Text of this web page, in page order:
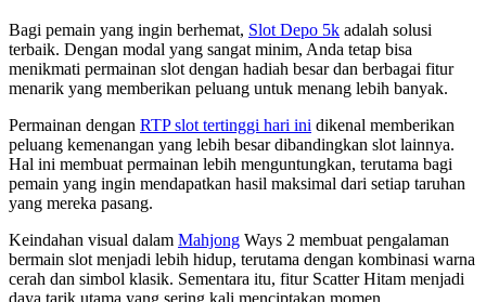
Bagi pemain yang ingin berhemat, Slot Depo 5k adalah solusi
terbaik. Dengan modal yang sangat minim, Anda tetap bisa
menikmati permainan slot dengan hadiah besar dan berbagai fitur
menarik yang memberikan peluang untuk menang lebih banyak.
Permainan dengan RTP slot tertinggi hari ini dikenal memberikan
peluang kemenangan yang lebih besar dibandingkan slot lainnya.
Hal ini membuat permainan lebih menguntungkan, terutama bagi
pemain yang ingin mendapatkan hasil maksimal dari setiap taruhan
yang mereka pasang.
Keindahan visual dalam Mahjong Ways 2 membuat pengalaman
bermain slot menjadi lebih hidup, terutama dengan kombinasi warna
cerah dan simbol klasik. Sementara itu, fitur Scatter Hitam menjadi
daya tarik utama yang sering kali menciptakan momen